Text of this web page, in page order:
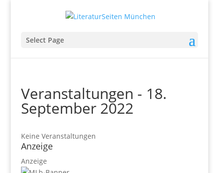
Select Page
Veranstaltungen - 18.
September 2022
Keine Veranstaltungen
Anzeige
Anzeige